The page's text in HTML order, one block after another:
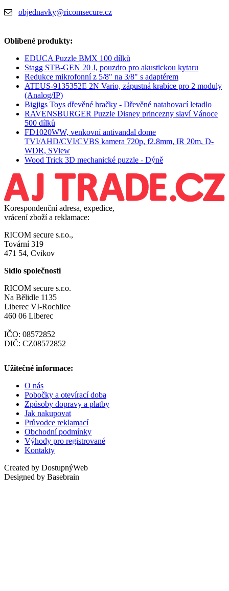
objednavky@ricomsecure.cz
Oblíbené produkty:
EDUCA Puzzle BMX 100 dílků
Stagg STB-GEN 20 J, pouzdro pro akustickou kytaru
Redukce mikrofonní z 5/8" na 3/8" s adaptérem
ATEUS-9135352E 2N Vario, zápustná krabice pro 2 moduly
(Analog/IP)
Bigjigs Toys dřevěné hračky - Dřevěné natahovací letadlo
RAVENSBURGER Puzzle Disney princezny slaví Vánoce
500 dílků
FD1020WW, venkovní antivandal dome
TVI/AHD/CVI/CVBS kamera 720p, f2.8mm, IR 20m, D-
WDR, SView
Wood Trick 3D mechanické puzzle - Dýně
Korespondenční adresa, expedice,
vrácení zboží a reklamace:
RICOM secure s.r.o.,
Tovární 319
471 54, Cvikov
Sídlo společnosti
RICOM secure s.r.o.
Na Bělidle 1135
Liberec VI-Rochlice
460 06 Liberec
IČO: 08572852
DIČ: CZ08572852
Užitečné informace:
O nás
Pobočky a otevírací doba
Způsoby dopravy a platby
Jak nakupovat
Průvodce reklamací
Obchodní podmínky
Výhody pro registrované
Kontakty
Created by DostupnýWeb
Designed by Basebrain